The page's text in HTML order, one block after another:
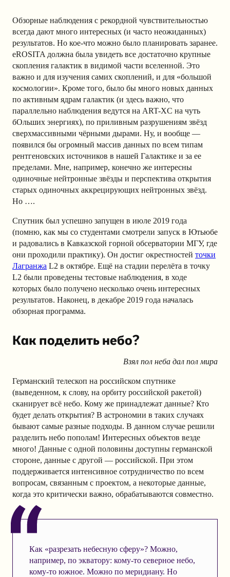
Обзорные наблюдения с рекордной чувствительностью
всегда дают много интересных (и часто неожиданных)
результатов. Но кое-что можно было планировать заранее.
eROSITA должна была увидеть все достаточно крупные
скопления галактик в видимой части вселенной. Это
важно и для изучения самих скоплений, и для «большой
космологии». Кроме того, было бы много новых данных
по активным ядрам галактик (и здесь важно, что
параллельно наблюдения ведутся на ART-XC на чуть
бОльших энергиях), по приливным разрушениям звёзд
сверхмассивными чёрными дырами. Ну, и вообще —
появился бы огромный массив данных по всем типам
рентгеновских источников в нашей Галактике и за ее
пределами. Мне, например, конечно же интересны
одиночные нейтронные звёзды и перспектива открытия
старых одиночных аккрецирующих нейтронных звёзд.
Но ….
Спутник был успешно запущен в июле 2019 года
(помню, как мы со студентами смотрели запуск в Ютьюбе
и радовались в Кавказской горной обсерватории МГУ, где
они проходили практику). Он достиг окрестностей точки
Лагранжа L2 в октябре. Ещё на стадии перелёта в точку
L2 были проведены тестовые наблюдения, в ходе
которых было получено несколько очень интересных
результатов. Наконец, в декабре 2019 года началась
обзорная программа.
Как поделить небо?
Взял пол неба дал пол мира
Германский телескоп на российском спутнике
(выведенном, к слову, на орбиту российской ракетой)
сканирует всё небо. Кому же принадлежат данные? Кто
будет делать открытия? В астрономии в таких случаях
бывают самые разные подходы. В данном случае решили
разделить небо пополам! Интересных объектов везде
много! Данные с одной половины доступны германской
стороне, данные с другой — российской. При этом
поддерживается интенсивное сотрудничество по всем
вопросам, связанным с проектом, а некоторые данные,
когда это критически важно, обрабатываются совместно.
Как «разрезать небесную сферу»? Можно,
например, по экватору: кому-то северное небо,
кому-то южное. Можно по меридиану. Но